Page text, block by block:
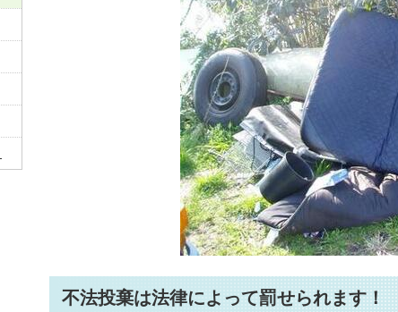
不法投棄は法律によって罰せられます！